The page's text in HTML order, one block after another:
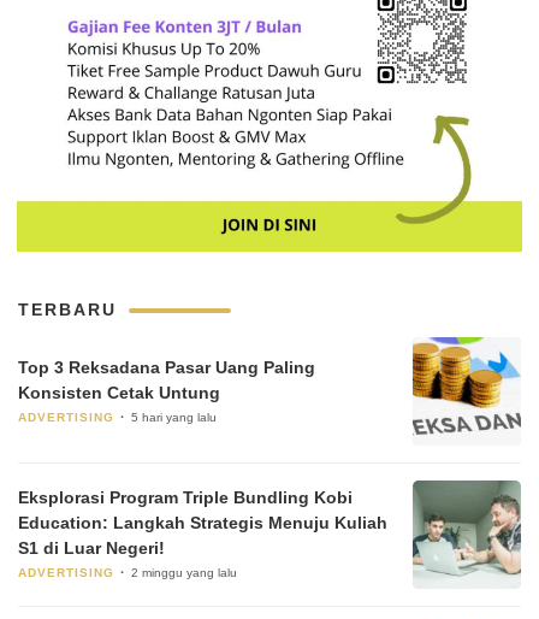
TERBARU
Top 3 Reksadana Pasar Uang Paling
Konsisten Cetak Untung
ADVERTISING 5 hari yang lalu
Eksplorasi Program Triple Bundling Kobi
Education: Langkah Strategis Menuju Kuliah
S1 di Luar Negeri!
ADVERTISING 2 minggu yang lalu